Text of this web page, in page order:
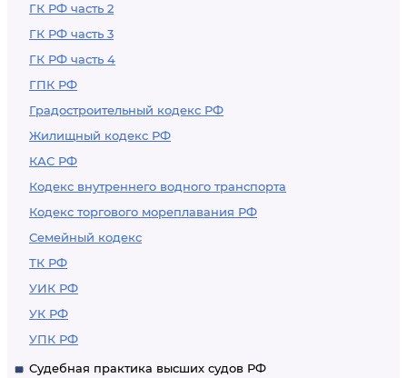
ГК РФ часть 2
ГК РФ часть 3
ГК РФ часть 4
ГПК РФ
Градостроительный кодекс РФ
Жилищный кодекс РФ
КАС РФ
Кодекс внутреннего водного транспорта
Кодекс торгового мореплавания РФ
Семейный кодекс
ТК РФ
УИК РФ
УК РФ
УПК РФ
Судебная практика высших судов РФ